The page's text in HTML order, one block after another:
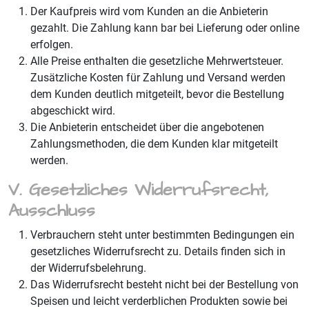
Der Kaufpreis wird vom Kunden an die Anbieterin
gezahlt. Die Zahlung kann bar bei Lieferung oder online
erfolgen.
Alle Preise enthalten die gesetzliche Mehrwertsteuer.
Zusätzliche Kosten für Zahlung und Versand werden
dem Kunden deutlich mitgeteilt, bevor die Bestellung
abgeschickt wird.
Die Anbieterin entscheidet über die angebotenen
Zahlungsmethoden, die dem Kunden klar mitgeteilt
werden.
V. Gesetzliches Widerrufsrecht,
Ausschluss
Verbrauchern steht unter bestimmten Bedingungen ein
gesetzliches Widerrufsrecht zu. Details finden sich in
der Widerrufsbelehrung.
Das Widerrufsrecht besteht nicht bei der Bestellung von
Speisen und leicht verderblichen Produkten sowie bei